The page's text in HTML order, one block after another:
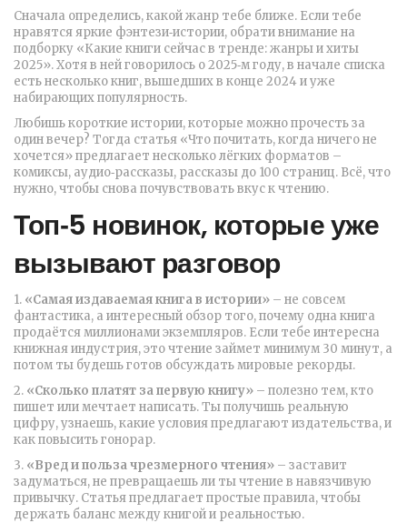
Сначала определись, какой жанр тебе ближе. Если тебе
нравятся яркие фэнтези‑истории, обрати внимание на
подборку «Какие книги сейчас в тренде: жанры и хиты
2025». Хотя в ней говорилось о 2025‑м году, в начале списка
есть несколько книг, вышедших в конце 2024 и уже
набирающих популярность.
Любишь короткие истории, которые можно прочесть за
один вечер? Тогда статья «Что почитать, когда ничего не
хочется» предлагает несколько лёгких форматов –
комиксы, аудио‑рассказы, рассказы до 100 страниц. Всё, что
нужно, чтобы снова почувствовать вкус к чтению.
Топ‑5 новинок, которые уже
вызывают разговор
1. «Самая издаваемая книга в истории» – не совсем
фантастика, а интересный обзор того, почему одна книга
продаётся миллионами экземпляров. Если тебе интересна
книжная индустрия, это чтение займет минимум 30 минут, а
потом ты будешь готов обсуждать мировые рекорды.
2. «Сколько платят за первую книгу» – полезно тем, кто
пишет или мечтает написать. Ты получишь реальную
цифру, узнаешь, какие условия предлагают издательства, и
как повысить гонорар.
3. «Вред и польза чрезмерного чтения» – заставит
задуматься, не превращаешь ли ты чтение в навязчивую
привычку. Статья предлагает простые правила, чтобы
держать баланс между книгой и реальностью.